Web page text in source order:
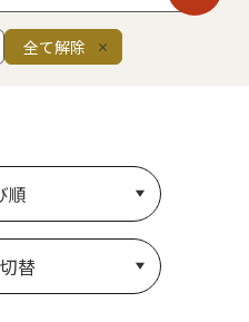
全て解除
順
替